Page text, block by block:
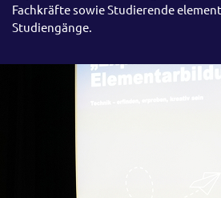
Fachkräfte sowie Studierende
Studiengänge.